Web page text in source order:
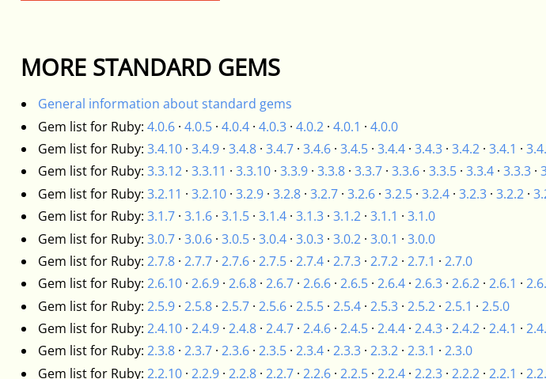
MORE STANDARD GEMS
General information about standard gems
Gem list for Ruby: 4.0.6· 4.0.5· 4.0.4· 4.0.3· 4.0.2· 4.0.1 · 4.0.0
Gem list for Ruby: 3.4.10· 3.4.9· 3.4.8· 3.4.7· 3.4.6· 3.4.5· 3.4.4· 3.4.3· 3.4.2· 3.4.1 ·
Gem list for Ruby: 3.3.12· 3.3.11 · 3.3.10· 3.3.9· 3.3.8· 3.3.7· 3.3.6· 3.3.5· 3.3.4· 3.3.3·
Gem list for Ruby: 3.2.11 · 3.2.10· 3.2.9· 3.2.8· 3.2.7· 3.2.6· 3.2.5· 3.2.4· 3.2.3· 3.2.2·
Gem list for Ruby: 3.1.7· 3.1.6· 3.1.5· 3.1.4· 3.1.3· 3.1.2· 3.1.1 · 3.1.0
Gem list for Ruby: 3.0.7· 3.0.6· 3.0.5· 3.0.4· 3.0.3· 3.0.2· 3.0.1 · 3.0.0
Gem list for Ruby: 2.7.8· 2.7.7· 2.7.6· 2.7.5· 2.7.4· 2.7.3· 2.7.2· 2.7.1 · 2.7.0
Gem list for Ruby: 2.6.10· 2.6.9· 2.6.8· 2.6.7· 2.6.6· 2.6.5· 2.6.4· 2.6.3· 2.6.2· 2.6.1 ·
Gem list for Ruby: 2.5.9· 2.5.8· 2.5.7· 2.5.6· 2.5.5· 2.5.4· 2.5.3· 2.5.2· 2.5.1 · 2.5.0
Gem list for Ruby: 2.4.10· 2.4.9· 2.4.8· 2.4.7· 2.4.6· 2.4.5· 2.4.4· 2.4.3· 2.4.2· 2.4.1 ·
Gem list for Ruby: 2.3.8· 2.3.7· 2.3.6· 2.3.5· 2.3.4· 2.3.3· 2.3.2· 2.3.1 · 2.3.0
Gem list for Ruby: 2.2.10· 2.2.9· 2.2.8· 2.2.7· 2.2.6· 2.2.5· 2.2.4· 2.2.3· 2.2.2· 2.2.1 ·